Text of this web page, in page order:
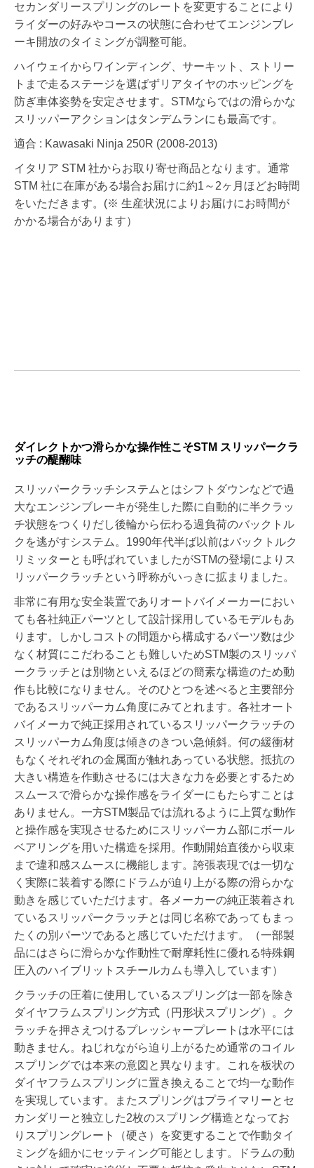
セカンダリースプリングのレートを変更することにより
ライダーの好みやコースの状態に合わせてエンジンブレ
ーキ開放のタイミングが調整可能。
ハイウェイからワインディング、サーキット、ストリー
トまで走るステージを選ばずリアタイヤのホッピングを
防ぎ車体姿勢を安定させます。STMならではの滑らかな
スリッパーアクションはタンデムランにも最高です。
適合 : Kawasaki Ninja 250R (2008-2013)
イタリア STM 社からお取り寄せ商品となります。通常
STM 社に在庫がある場合お届けに約1～2ヶ月ほどお時間
をいただきます。(※ 生産状況によりお届けにお時間が
かかる場合があります）
ダイレクトかつ滑らかな操作性こそSTM スリッパークラ
ッチの醍醐味
スリッパークラッチシステムとはシフトダウンなどで過
大なエンジンブレーキが発生した際に自動的に半クラッ
チ状態をつくりだし後輪から伝わる過負荷のバックトル
クを逃がすシステム。1990年代半ば以前はバックトルク
リミッターとも呼ばれていましたがSTMの登場によりス
リッパークラッチという呼称がいっきに拡まりました。
非常に有用な安全装置でありオートバイメーカーにおい
ても各社純正パーツとして設計採用しているモデルもあ
ります。しかしコストの問題から構成するパーツ数は少
なく材質にこだわることも難しいためSTM製のスリッパ
ークラッチとは別物といえるほどの簡素な構造のため動
作も比較になりません。そのひとつを述べると主要部分
であるスリッパーカム角度にみてとれます。各社オート
バイメーカで純正採用されているスリッパークラッチの
スリッパーカム角度は傾きのきつい急傾斜。何の緩衝材
もなくそれぞれの金属面が触れあっている状態。抵抗の
大きい構造を作動させるには大きな力を必要とするため
スムースで滑らかな操作感をライダーにもたらすことは
ありません。一方STM製品では流れるように上質な動作
と操作感を実現させるためにスリッパーカム部にボール
ベアリングを用いた構造を採用。作動開始直後から収束
まで違和感スムースに機能します。誇張表現では一切な
く実際に装着する際にドラムが迫り上がる際の滑らかな
動きを感じていただけます。各メーカーの純正装着され
ているスリッパークラッチとは同じ名称であってもまっ
たくの別パーツであると感じていただけます。（一部製
品にはさらに滑らかな作動性で耐摩耗性に優れる特殊鋼
圧入のハイブリットスチールカムも導入しています）
クラッチの圧着に使用しているスプリングは一部を除き
ダイヤフラムスプリング方式（円形状スプリング）。ク
ラッチを押さえつけるプレッシャープレートは水平には
動きません。ねじれながら迫り上がるため通常のコイル
スプリングでは本来の意図と異なります。これを板状の
ダイヤフラムスプリングに置き換えることで均一な動作
を実現しています。またスプリングはプライマリーとセ
カンダリーと独立した2枚のスプリング構造となってお
りスプリングレート（硬さ）を変更することで作動タイ
ミングを細かにセッティング可能とします。ドラムの動